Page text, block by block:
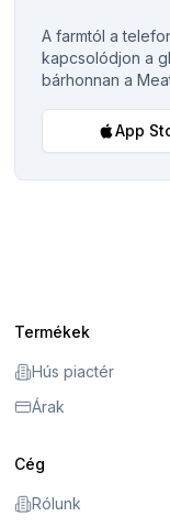
A farmtól a
kapcsolódjon a
bárhonnan a
App
Termékek
Hús piactér
Árak
Cég
Rólunk